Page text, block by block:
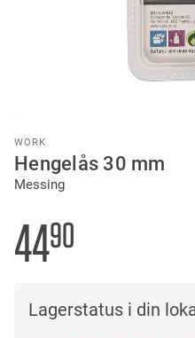
WORK
Hengelås 30 mm
Messing
4490
Lagerstatus i din
to
the
beginning
the
images
gallery